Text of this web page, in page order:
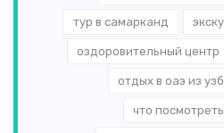
тур в самарканд
оздоровительный центр
отдых в оаэ из
что